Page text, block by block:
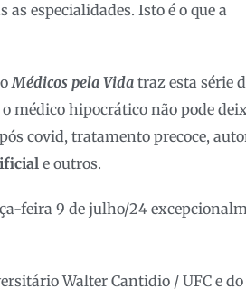
especialidades. Isto é o que a
Médicos pela Vida traz esta série
médico hipocrático não pode
covid, tratamento precoce,
e outros.
feira 9 de julho/24
Walter Cantidio / UFC e do